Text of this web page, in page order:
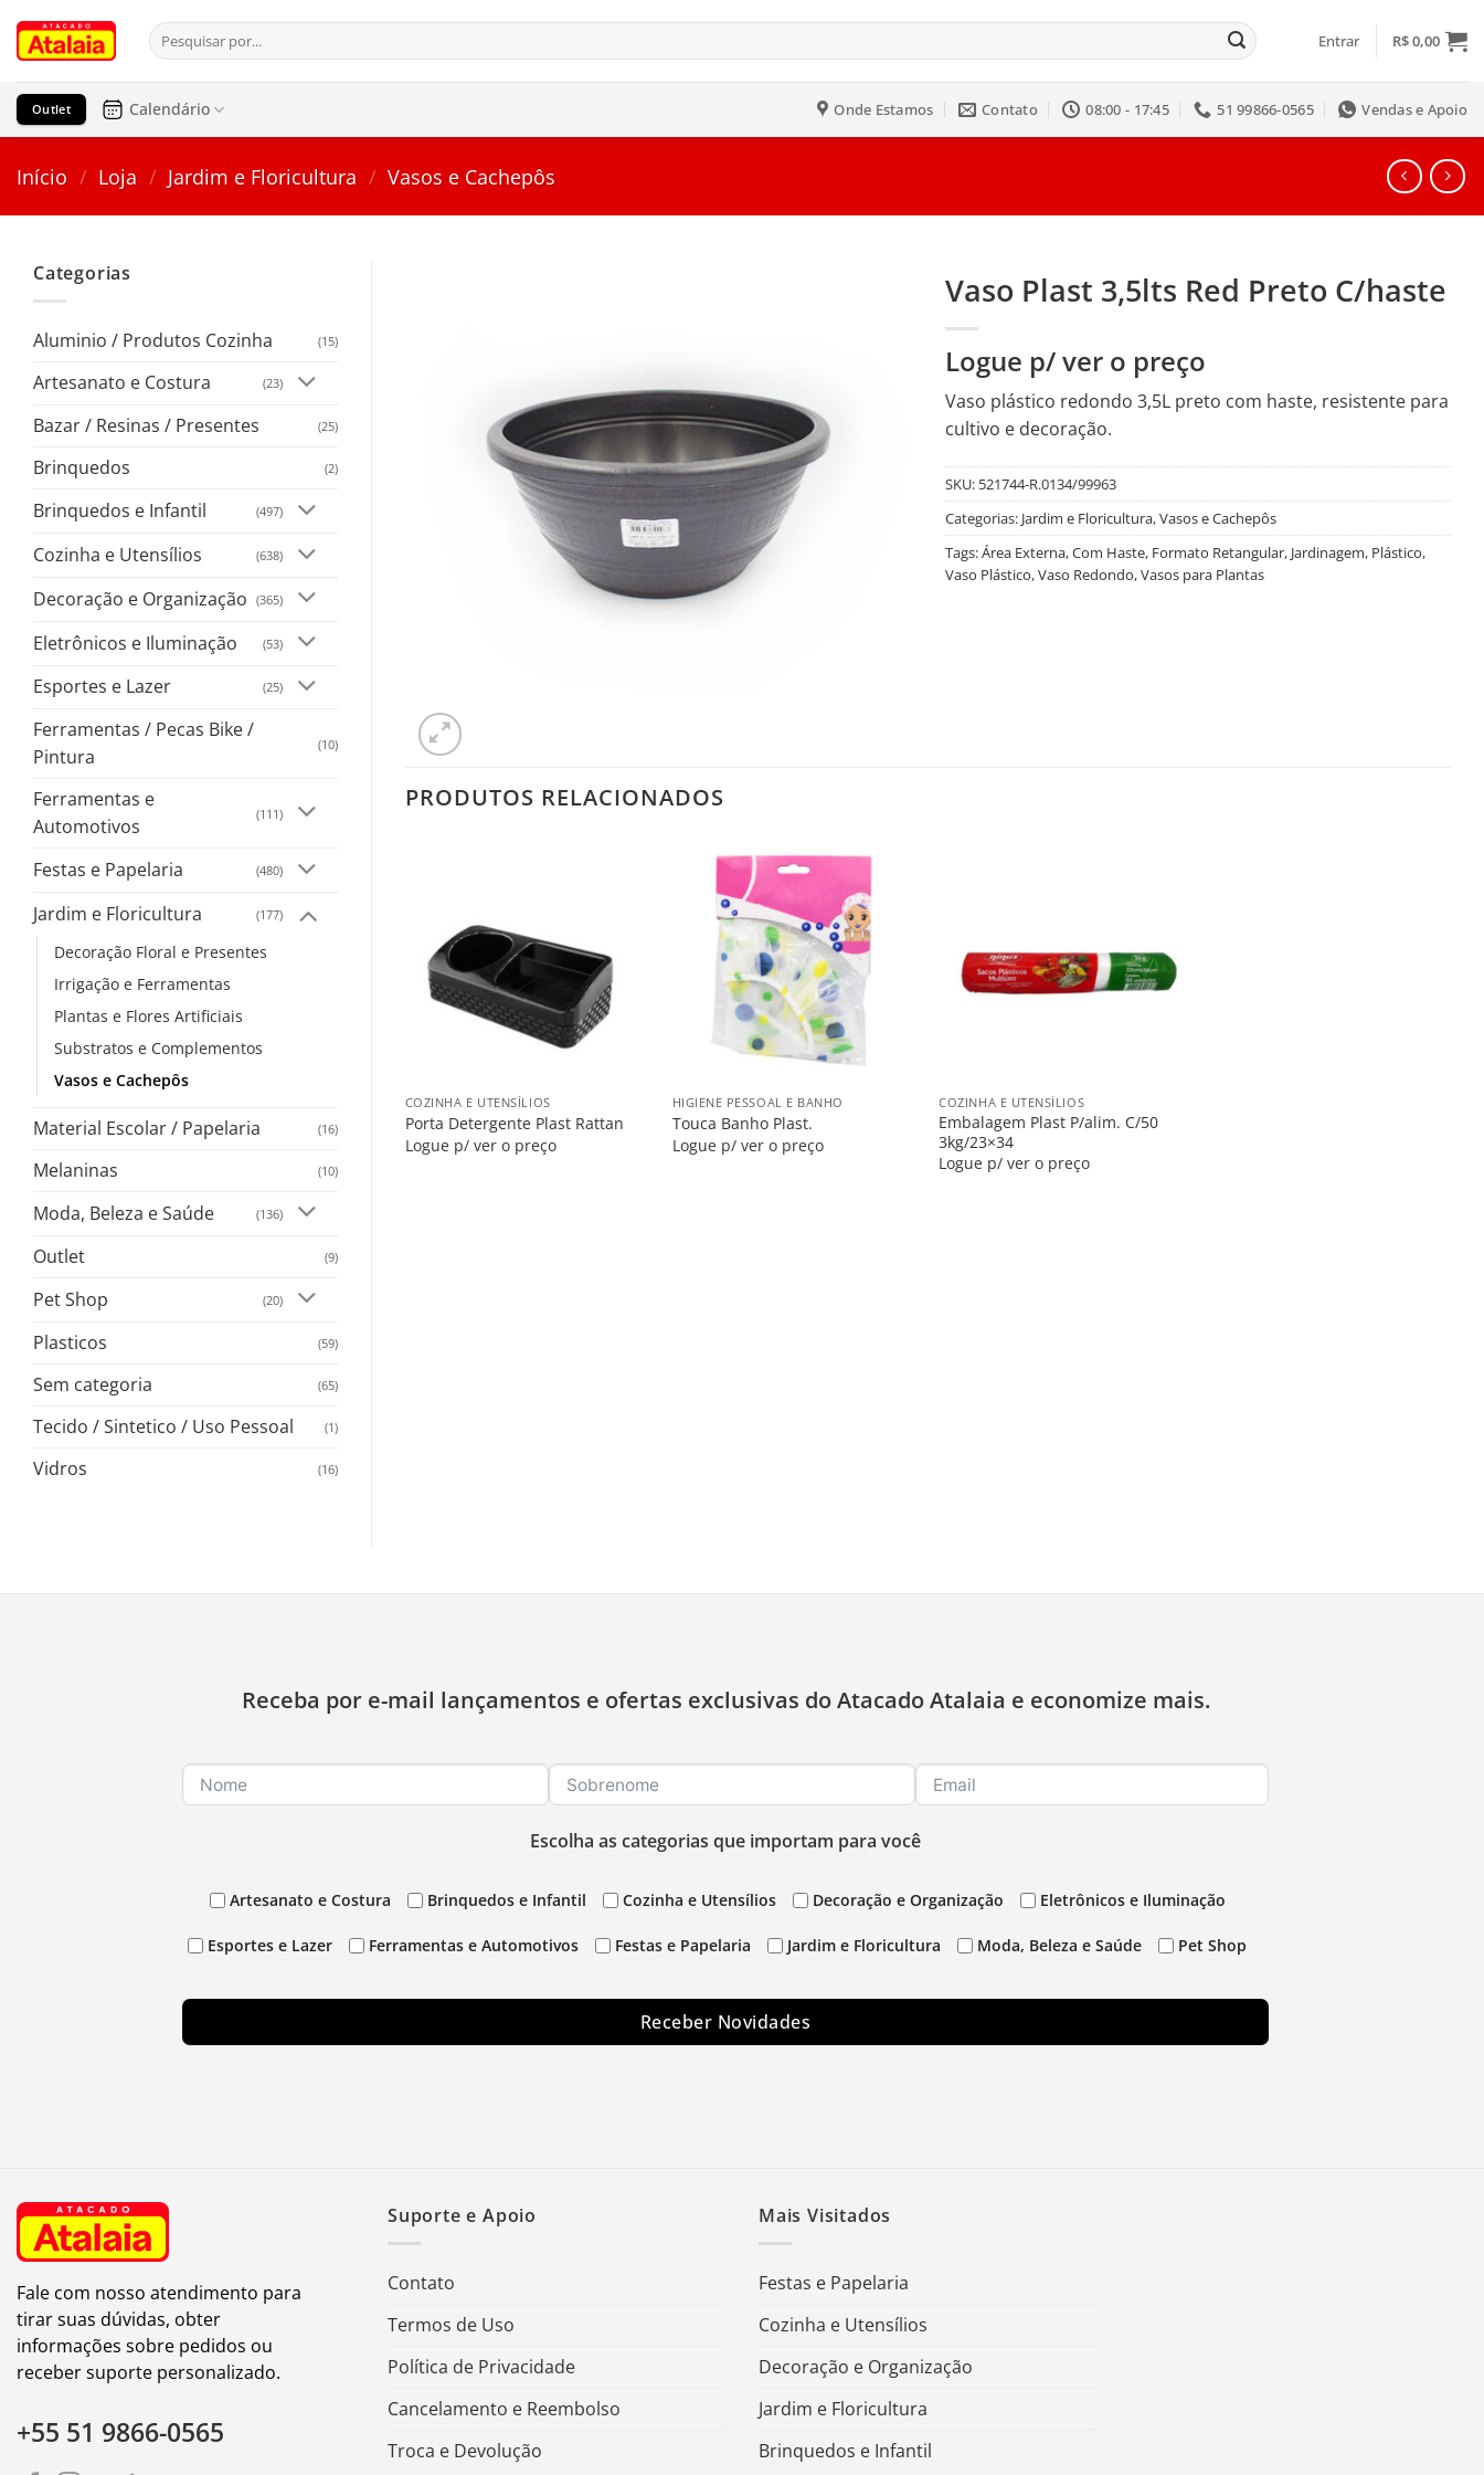
para
conteúdo
Pesquisar
por:
Entrar R$0,00
Outlet Calendário Onde Estamos Contato 08:00 - 17:45 51 99866-0565 Vendas e Apoio
Início / Loja / Jardim e Floricultura / Vasos e Cachepôs
Categorias
Aluminio / Produtos Cozinha (15)
Artesanato e Costura (23)
Bazar / Resinas / Presentes (25)
Brinquedos (2)
Brinquedos e Infantil (497)
Cozinha e Utensílios (638)
Decoração e Organização (365)
Eletrônicos e Iluminação (53)
Esportes e Lazer (25)
Ferramentas / Pecas Bike /
Pintura
(10)
Ferramentas e
Automotivos
(111)
Festas e Papelaria (480)
Jardim e Floricultura (177)
Decoração Floral e Presentes
Irrigação e Ferramentas
Plantas e Flores Artificiais
Substratos e Complementos
Vasos e Cachepôs
Material Escolar / Papelaria (16)
Melaninas (10)
Moda, Beleza e Saúde (136)
Outlet (9)
Pet Shop (20)
Plasticos (59)
Sem categoria (65)
Tecido / Sintetico / Uso Pessoal (1)
Vidros (16)
Vaso Plast 3,5lts Red Preto C/haste
Logue p/ ver o preço
Vaso plástico redondo 3,5L preto com haste, resistente para
cultivo e decoração.
SKU: 521744-R.0134/99963
Categorias: Jardim e Floricultura,Vasos e Cachepôs
Tags:Área Externa,Com Haste, Formato Retangular, Jardinagem, Plástico,
Vaso Plástico,Vaso Redondo,Vasos para Plantas
PRODUTOS RELACIONADOS
COZINHA E UTENSÍLIOS
Porta Detergente Plast Rattan
Logue p/ ver o preço
Salvar
Lista
HIGIENE PESSOAL E BANHO
Touca Banho Plast.
Logue p/ ver o preço
COZINHA E UTENSÍLIOS
Embalagem Plast P/alim. C/50
3kg/23×34
Logue p/ ver o preço
Receba por e-mail lançamentos e ofertas exclusivas do Atacado Atalaia e economize mais.
Escolha as categorias que importam para você
Artesanato e Costura Brinquedos e Infantil Cozinha e Utensílios Decoração e Organização Eletrônicos e Iluminação
Esportes e Lazer Ferramentas e Automotivos Festas e Papelaria Jardim e Floricultura Moda, Beleza e Saúde Pet Shop
Receber Novidades
Fale com nosso atendimento para
tirar suas dúvidas, obter
informações sobre pedidos ou
receber suporte personalizado.
+55 51 9866-0565
Suporte e Apoio
Contato
Termos de Uso
Política de Privacidade
Cancelamento e Reembolso
Troca e Devolução
Mais Visitados
Festas e Papelaria
Cozinha e Utensílios
Decoração e Organização
Jardim e Floricultura
Brinquedos e Infantil